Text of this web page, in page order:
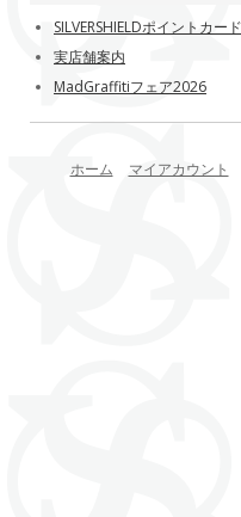
SILVERSHIELDポイントカード
実店舗案内
MadGraffitiフェア2026
ホーム マイアカウント